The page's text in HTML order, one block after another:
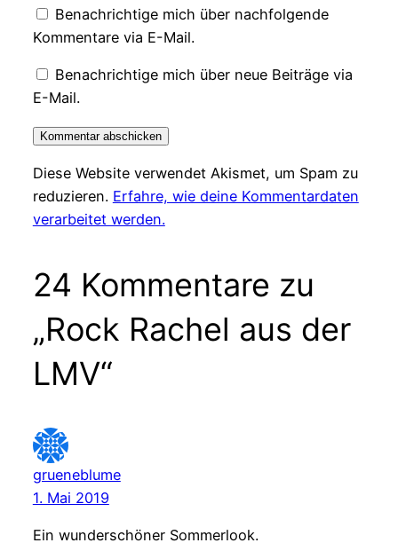
Benachrichtige mich über nachfolgende
Kommentare via E-Mail.
Benachrichtige mich über neue Beiträge via
E-Mail.
Diese Website verwendet Akismet, um Spam zu
reduzieren. Erfahre, wie deine Kommentardaten
verarbeitet werden.
24 Kommentare zu
„Rock Rachel aus der
LMV“
grueneblume
1. Mai 2019
Ein wunderschöner Sommerlook.